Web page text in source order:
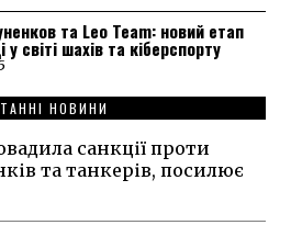
та Leo Team: новий етап
у світі шахів та кіберспорту
НОВИНИ
санкції проти
та танкерів, посилює